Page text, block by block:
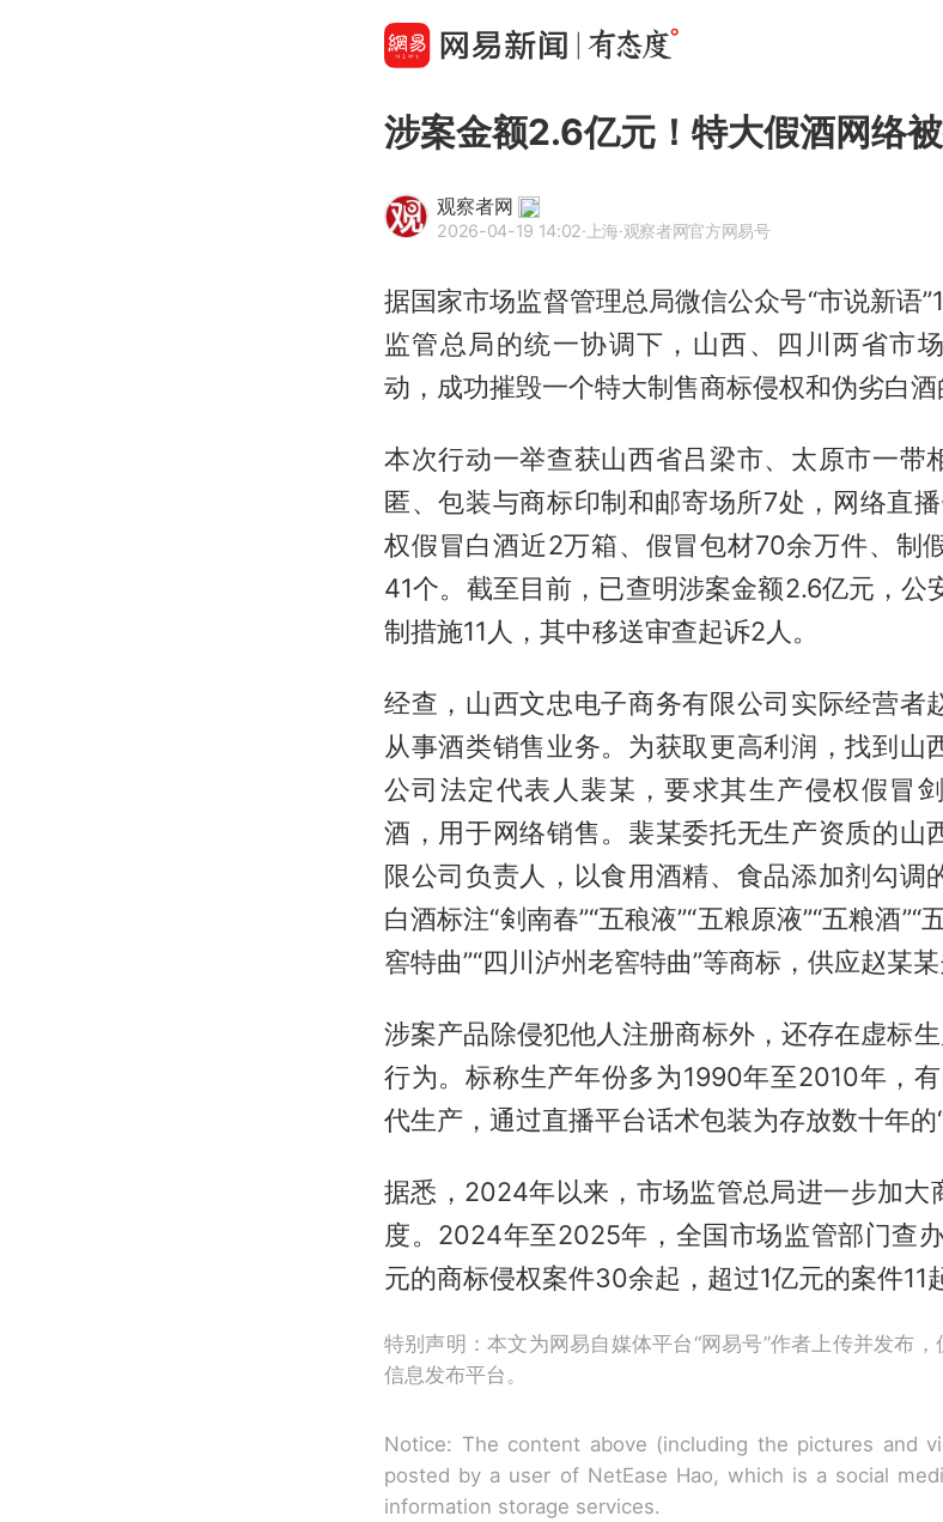
涉案金额2.6亿元！特大假酒网络
观察者网
2026-04-19 14:02·上海·观察者网官方网易号
据国家市场监督管理总局微信公众号“市说新语
监管总局的统一协调下，山西、四川两省市
动，成功摧毁一个特大制售商标侵权和伪劣白酒
本次行动一举查获山西省吕梁市、太原市一带
匿、包装与商标印制和邮寄场所7处，网络直
权假冒白酒近2万箱、假冒包材70余万件、制
41个。截至目前，已查明涉案金额2.6亿元，公
制措施11人，其中移送审查起诉2人。
经查，山西文忠电子商务有限公司实际经营者
从事酒类销售业务。为获取更高利润，找到山
公司法定代表人裴某，要求其生产侵权假冒
酒，用于网络销售。裴某委托无生产资质的山
限公司负责人，以食用酒精、食品添加剂勾调
白酒标注“剣南春”“五稂液”“五粮原液”“五粮酒”“
窖特曲”“四川泸州老窖特曲”等商标，供应赵某某
涉案产品除侵犯他人注册商标外，还存在虚标
行为。标称生产年份多为1990年至2010年，
代生产，通过直播平台话术包装为存放数十年的“
据悉，2024年以来，市场监管总局进一步加大
度。2024年至2025年，全国市场监管部门查
元的商标侵权案件30余起，超过1亿元的案件11
特别声明：本文为网易自媒体平台“网易号”作者上传并发布
信息发布平台。
Notice: The content above (including the pictures and
posted by a user of NetEase Hao, which is a social
information storage services.